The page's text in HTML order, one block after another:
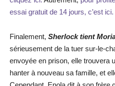
essai gratuit de 14 jours, c’est ici.
Finalement, Sherlock tient
sérieusement de la tuer sur-le-
envoyée en prison, elle trouvera
hanter à nouveau sa famille, et